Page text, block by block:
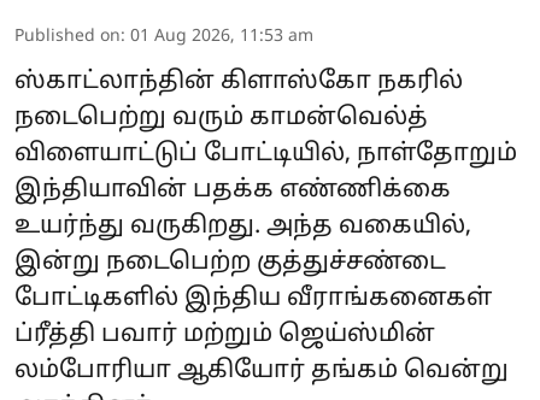
Published on: 01 Aug 2026, 11:53 am
ஸ்காட்லாந்தின் கிளாஸ்கோ நகரில்
நடைபெற்று வரும் காமன்வெல்த்
விளையாட்டுப் போட்டியில், நாள்தோறும்
இந்தியாவின் பதக்க எண்ணிக்கை
உயர்ந்து வருகிறது. அந்த வகையில்,
இன்று நடைபெற்ற குத்துச்சண்டை
போட்டிகளில் இந்திய வீராங்கனைகள்
ப்ரீத்தி பவார் மற்றும் ஜெய்ஸ்மின்
லம்போரியா ஆகியோர் தங்கம் வென்று